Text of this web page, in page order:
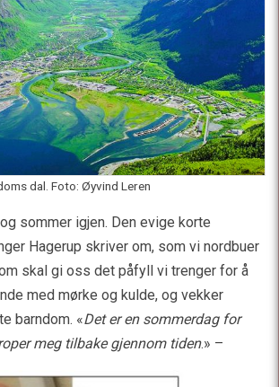
dal. Foto: Øyvind Leren
og sommer igjen. Den evige korte
Hagerup skriver om, som vi nordbuer
skal gi oss det påfyll vi trenger for å
med mørke og kulde, og vekker
barndom. «Det er en sommerdag for
meg tilbake gjennom tiden.» –